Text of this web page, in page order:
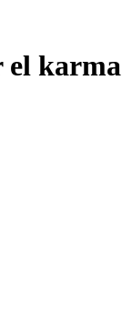
el karma